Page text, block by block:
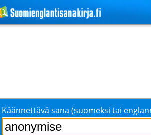
Käännettävä sana (suomeksi tai